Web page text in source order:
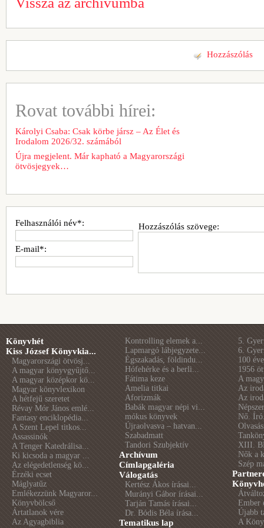
Hozzászólás
Rovat további hírei:
Károlyi Csaba: Csak körbe jársz – Az Élet és
Irodalom 2026/32. számából
Újra megjelent. Már kapható a Magyarországi
ötvösjegyek…
Hozzászólás szövege:
Felhasználói név*:
E-mail*:
Könyvhét
Kiss József Könyvkia...
Magyarországi ötvösj...
A magyar könyvgyűjtő...
A magyar középkor kö...
Magyar könyvlexikon
A hétfejű szeretet
Révay Mór János emlé...
Fantasy enciklopédia...
A Szent Lepel titkos...
Assassinók
A Tenger Katedrálisa...
Ki kicsoda a magyar ...
Az elégedetlenség kö...
Érzéki ecset
Máglyatűz
Emlékezzünk Magyaror...
Könyvbölcső
Ártatlanok vére
Az Agyagbiblia
Kontrolling elemek a...
Lapmargó lábjegyzete...
Égszakadás, földindu...
Hófehérke és a berli...
Fátima keze
Amelia titkai
Aforizmák
Babák magyar népi vi...
mókus könyvek
Újraolvasva – hatvan...
Szabadmatt
Tandori Szubjektív
Archívum
Címlapgaléria
Válogatás
Kertész Ákos írásai...
Murányi Gábor írásai...
Tarján Tamás írásai...
Dr. Bódis Béla írása...
Tematikus lap
5.
6.
100
1956
A
Az
Az
Nő.
XIII.
Nők a
Szép
Ember
Újabb
A